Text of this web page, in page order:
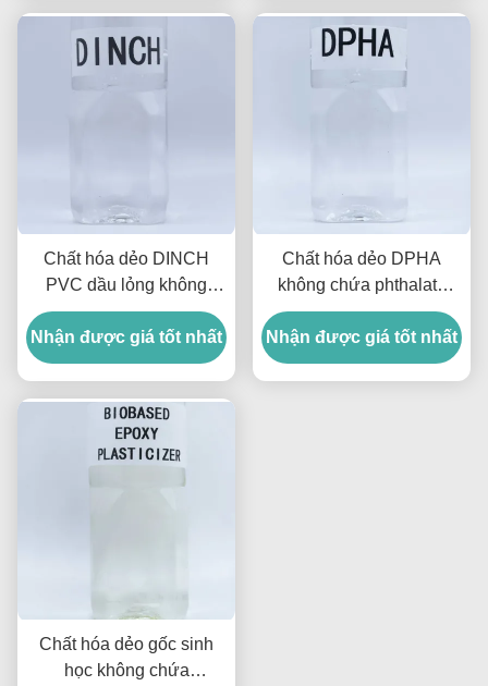
Chất hóa dẻo DINCH
PVC dầu lỏng không
phthalate, hàm lượng
99.5%
Nhận được giá tốt nhất
Chất hóa dẻo DPHA
không chứa phthalate
Chất hóa dẻo không
chứa phthalate cho PVC
Nhiệt độ thấp
Nhận được giá tốt nhất
Chất hóa dẻo gốc sinh
học không chứa